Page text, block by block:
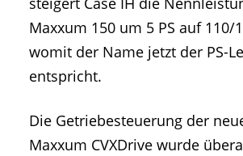
Maxxum 150 um 5 PS auf 110/
womit der Name jetzt der PS-
entspricht.
Die Getriebesteuerung der
Maxxum CVXDrive wurde